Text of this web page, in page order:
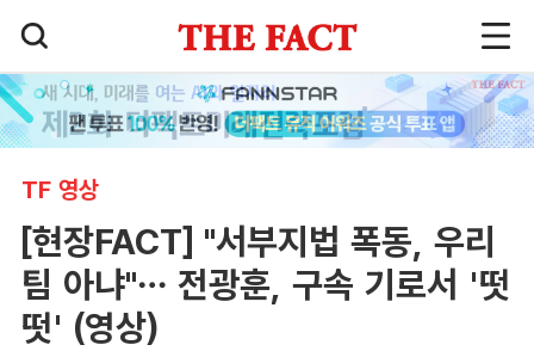
TF 영상
[현장FACT] "서부지법 폭동, 우리
팀 아냐"… 전광훈, 구속 기로서 '떳
떳' (영상)